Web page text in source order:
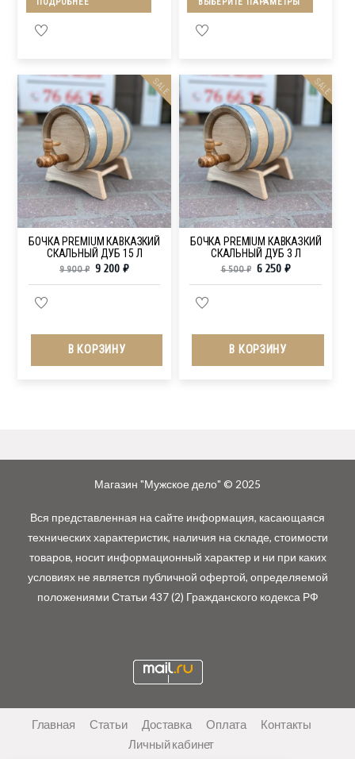
ПОДРОБНЕЕ ВЫБЕРИТЕ ПАРАМЕТРЫ
SALE
БОЧКА PREMIUM КАВКАЗКИЙ
СКАЛЬНЫЙ ДУБ 15 Л
9 900₽ 9 200₽
В КОРЗИНУ
SALE
БОЧКА PREMIUM КАВКАЗКИЙ
СКАЛЬНЫЙ ДУБ 3 Л
6 500₽ 6 250 ₽
В КОРЗИНУ
Магазин "Мужское дело" © 2025
Вся представленная на сайте информация, касающаяся
технических характеристик, наличия на складе, стоимости
товаров, носит информационный характер и ни при каких
условиях не является публичной офертой, определяемой
положениями Статьи 437 (2) Гражданского кодекса РФ
Главная Статьи Доставка Оплата
Контакты
Личный кабинет